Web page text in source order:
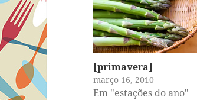
[primavera]
março 16, 2010
Em "estações do ano"